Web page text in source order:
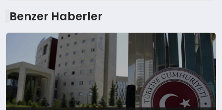
Benzer Haberler